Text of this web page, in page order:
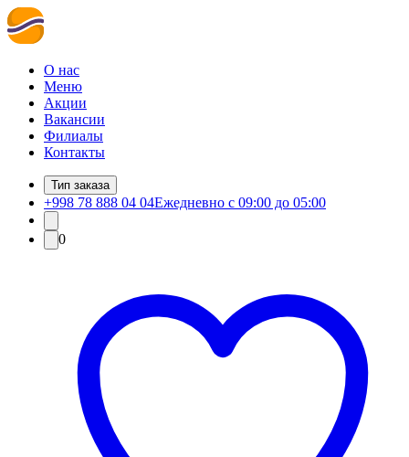
О нас
Меню
Акции
Вакансии
Филиалы
Контакты
Тип заказа
+998 78 888 04 04Ежедневно с 09:00 до 05:00
0